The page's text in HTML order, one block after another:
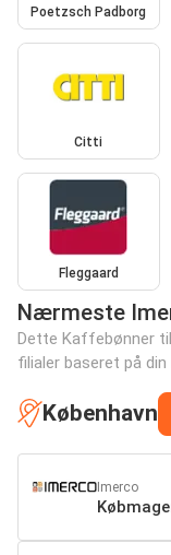
Poetzsch Padborg
Citti
Fleggaard
Nærmeste
Dette Kaffebønner
filialer baseret på
København
Imerco